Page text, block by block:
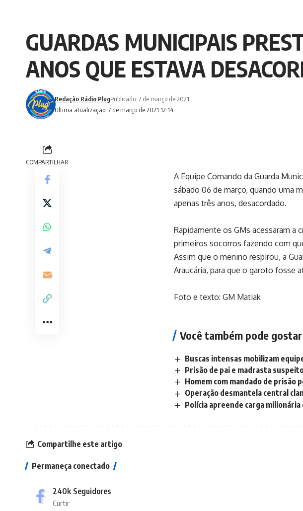
GUARDAS MUNICIPAIS
ANOS QUE ESTAVA
Ultima atualização: 7 de março de 2021 12:14
Redação Rádio PlugPublicado: 7 de março de 2021
COMPARTILHAR
A Equipe Comando da Guarda
sábado 06 de março, quando uma
apenas três anos, desacordado.
Rapidamente os GMs acessaram a
primeiros socorros fazendo com
Assim que o menino respirou, a
Araucária, para que o garoto fosse
Foto e texto: GM Matiak
Você também pode gostar
Buscas intensas mobilizam
Prisão de pai e madrasta
Homem com mandado de
Operação desmantela central
Polícia apreende carga
Compartilhe este artigo
Permaneça conectado
240k Seguidores
Curtir